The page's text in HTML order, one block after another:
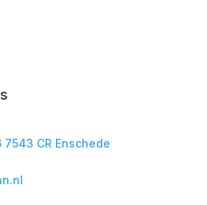
CR Enschede